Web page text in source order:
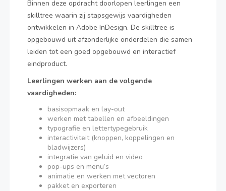
Binnen deze opdracht doorlopen leerlingen een
skilltree waarin zij stapsgewijs vaardigheden
ontwikkelen in Adobe InDesign. De skilltree is
opgebouwd uit afzonderlijke onderdelen die samen
leiden tot een goed opgebouwd en interactief
eindproduct.
Leerlingen werken aan de volgende
vaardigheden:
basisopmaak en lay-out
werken met tabellen en afbeeldingen
typografie en lettertypegebruik
interactiviteit (knoppen, koppelingen en
bladwijzers)
integratie van geluid en video
pop-ups en menu’s
animatie en werken met vectoren
pakket en exporteren